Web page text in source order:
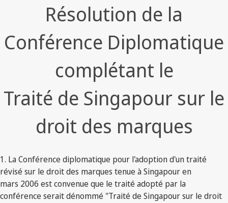
Résolution de la
Conférence Diplomatique
complétant le
Traité de Singapour sur le
droit des marques
1. La Conférence diplomatique pour l'adoption d'un traité
révisé sur le droit des marques tenue à Singapour en
mars 2006 est convenue que le traité adopté par la
conférence serait dénommé "Traité de Singapour sur le droit